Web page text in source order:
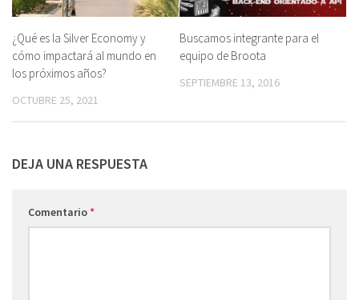
¿Qué es la Silver Economy y
cómo impactará al mundo en
los próximos años?
OCTUBRE 25, 2021
Buscamos integrante para el
equipo de Broota
SEPTIEMBRE 13, 2016
DEJA UNA RESPUESTA
Comentario*